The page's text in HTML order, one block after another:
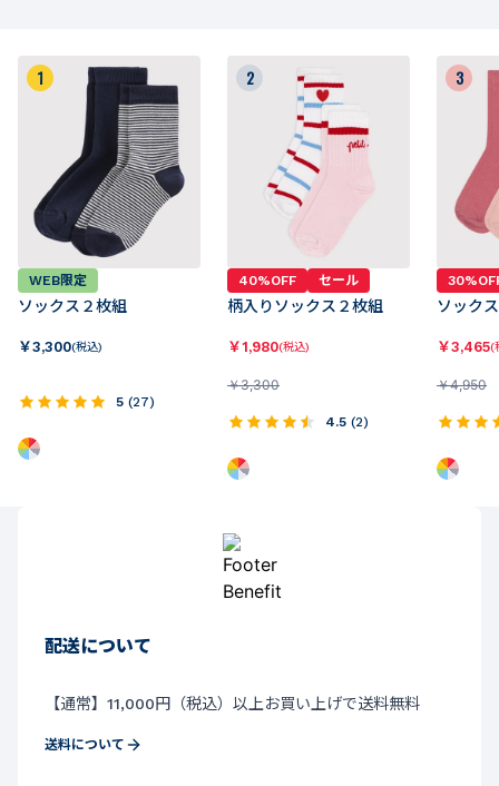
1
WEB限定
ソックス２枚組
￥3,300(税込)
5 (27)
2
40%OFF セール
柄入りソックス２枚組
￥1,980(税込)
￥3,300
4.5 (2)
3
ソック
￥3,465(
￥4,950
配送について
【通常】11,000円（税込）以上お買い上げで送料無料
送料について